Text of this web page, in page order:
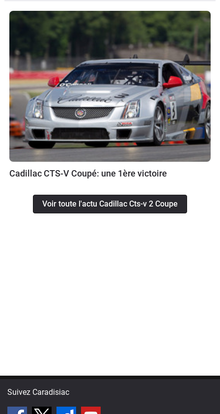
Cadillac CTS-V Coupé: une 1ère victoire
Voir toute l'actu Cadillac Cts-v 2 Coupe
Suivez Caradisiac